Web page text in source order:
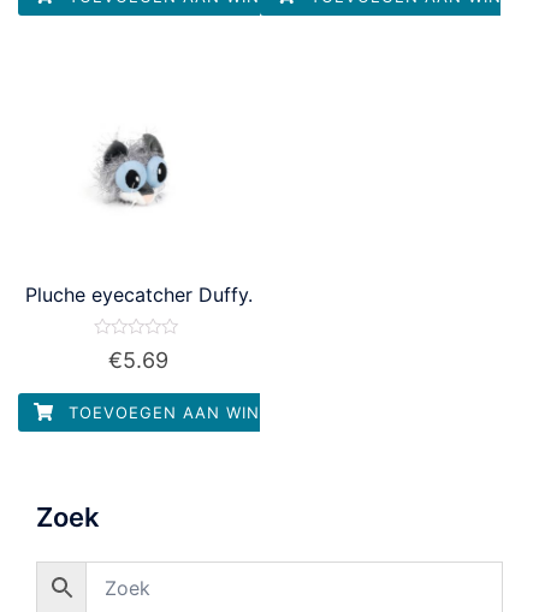
Pluche eyecatcher Duffy.
Waardering
5
€5.69
TOEVOEGEN AAN WINKELWAGEN
Zoek